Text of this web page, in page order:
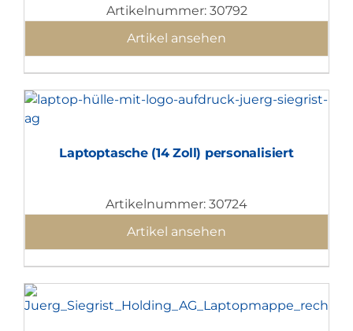
Artikelnummer: 30792
Artikel ansehen
Laptoptasche (14 Zoll) personalisiert
Artikelnummer: 30724
Artikel ansehen